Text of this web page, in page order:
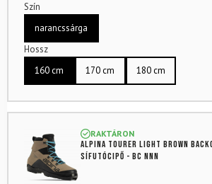
Szín
narancssárga
Hossz
160 cm
170 cm 180 cm
RAKTÁRON
ALPINA Tourer Light Brown
sífutócipő - BC NNN